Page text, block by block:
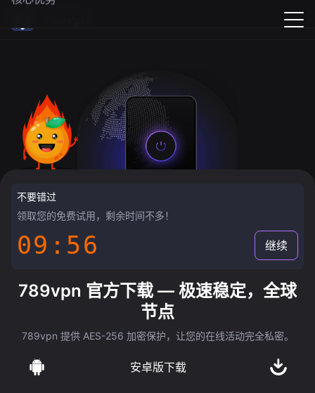
不要错过
领取您的免费试用，剩余时间不多！
09:55 继续
789vpn 官方下载 — 极速稳定，全球
节点
789vpn 提供 AES-256 加密保护，让您的在线活动完全私密。
安卓版下载